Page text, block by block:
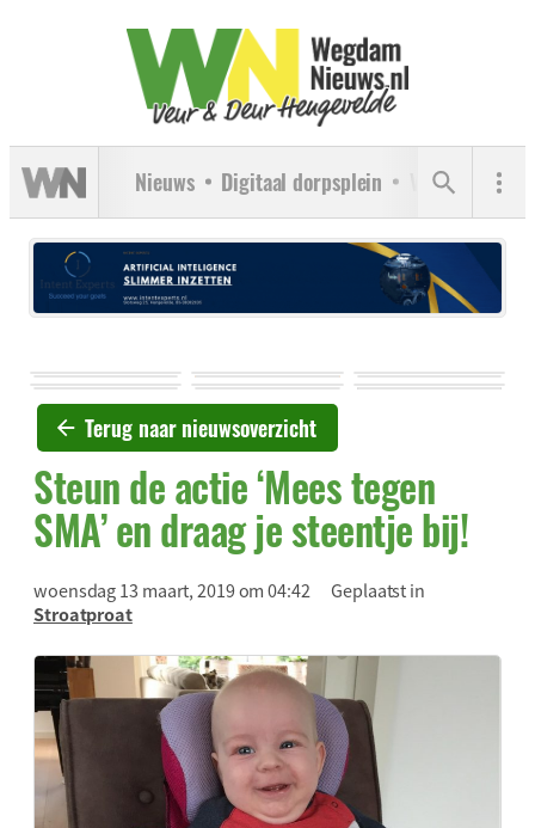
Nieuws Digitaal dorpsplein Verenigingen
Terug naar nieuwsoverzicht
Steun de actie ‘Mees tegen
SMA’ en draag je steentje bij!
woensdag 13 maart, 2019 om 04:42
Geplaatst in
Stroatproat